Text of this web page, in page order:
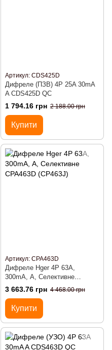
Артикул: CDS425D
Дифреле (ПЗВ) 4P 25A 30mA
A CDS425D QC
1 794.16 грн 2 188.00 грн
Купити
Артикул: CPA463D
Дифреле Hger 4P 63A,
300mA, А, Селективне
CPA463D (CP463J)
3 663.76 грн 4 468.00 грн
Купити